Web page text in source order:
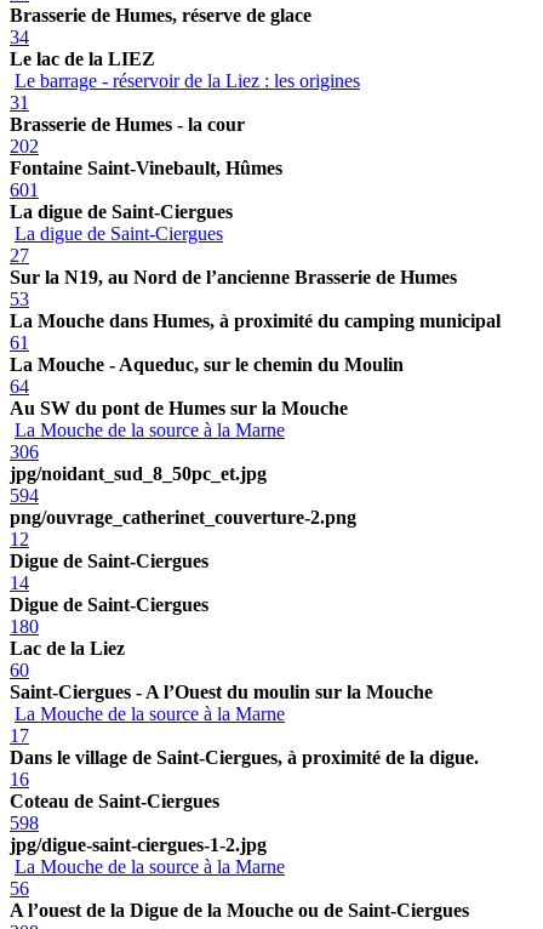
Brasserie de Humes, réserve de glace
34
Le lac de la LIEZ
Le barrage - réservoir de la Liez : les origines
31
Brasserie de Humes - la cour
202
Fontaine Saint-Vinebault, Hûmes
601
La digue de Saint-Ciergues
La digue de Saint-Ciergues
27
Sur la N19, au Nord de l’ancienne Brasserie de Humes
53
La Mouche dans Humes, à proximité du camping municipal
61
La Mouche - Aqueduc, sur le chemin du Moulin
64
Au SW du pont de Humes sur la Mouche
La Mouche de la source à la Marne
306
jpg/noidant_sud_8_50pc_et.jpg
594
png/ouvrage_catherinet_couverture-2.png
12
Digue de Saint-Ciergues
14
Digue de Saint-Ciergues
180
Lac de la Liez
60
Saint-Ciergues - A l’Ouest du moulin sur la Mouche
La Mouche de la source à la Marne
17
Dans le village de Saint-Ciergues, à proximité de la digue.
16
Coteau de Saint-Ciergues
598
jpg/digue-saint-ciergues-1-2.jpg
La Mouche de la source à la Marne
56
A l’ouest de la Digue de la Mouche ou de Saint-Ciergues